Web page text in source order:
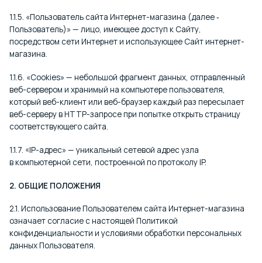
1.1.5. «Пользователь сайта Интернет-магазина (далее ‑
Пользователь)» — лицо, имеющее доступ к Сайту,
посредством сети Интернет и использующее Сайт интернет-
магазина.
1.1.6. «Cookies» — небольшой фрагмент данных, отправленный
веб-сервером и хранимый на компьютере пользователя,
который веб-клиент или веб-браузер каждый раз пересылает
веб-серверу в HTTP-запросе при попытке открыть страницу
соответствующего сайта.
1.1.7. «IP-адрес» — уникальный сетевой адрес узла
в компьютерной сети, построенной по протоколу IP.
2. ОБЩИЕ ПОЛОЖЕНИЯ
2.1. Использование Пользователем сайта Интернет-магазина
означает согласие с настоящей Политикой
конфиденциальности и условиями обработки персональных
данных Пользователя.